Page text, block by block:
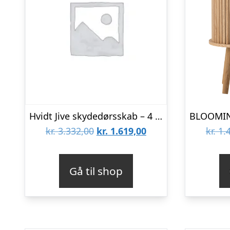
Hvidt Jive skydedørsskab – 4 rum – 78 cm bred TILBUD
kr.3.332,00 Den
var:
kr. 3.332,00.
kr. 1.619,00Den
kr. 1.619,00.
Gå til shop
kr.